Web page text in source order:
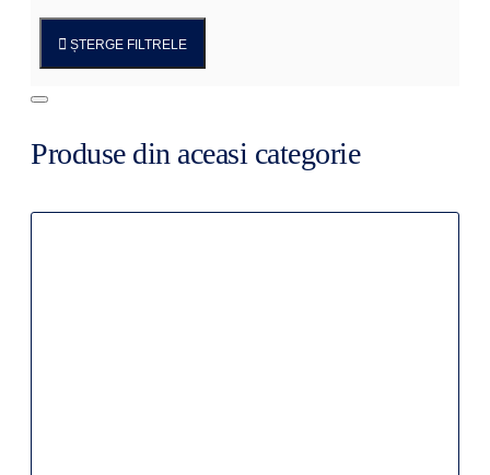
ȘTERGE FILTRELE
Produse din aceasi categorie